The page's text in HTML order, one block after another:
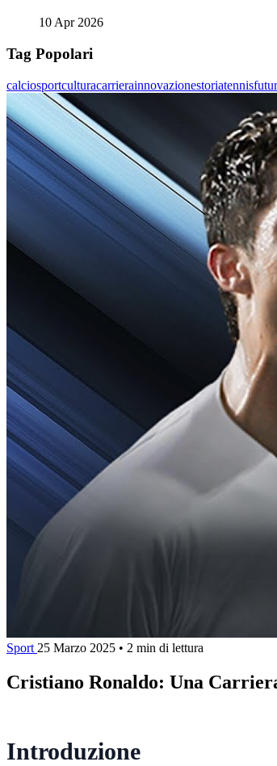
10 Apr 2026
Tag Popolari
calciosportculturacarrierainnovazionestoriatennis
Sport 25 Marzo 2025 • 2 min di lettura
Cristiano Ronaldo: Una
Introduzione